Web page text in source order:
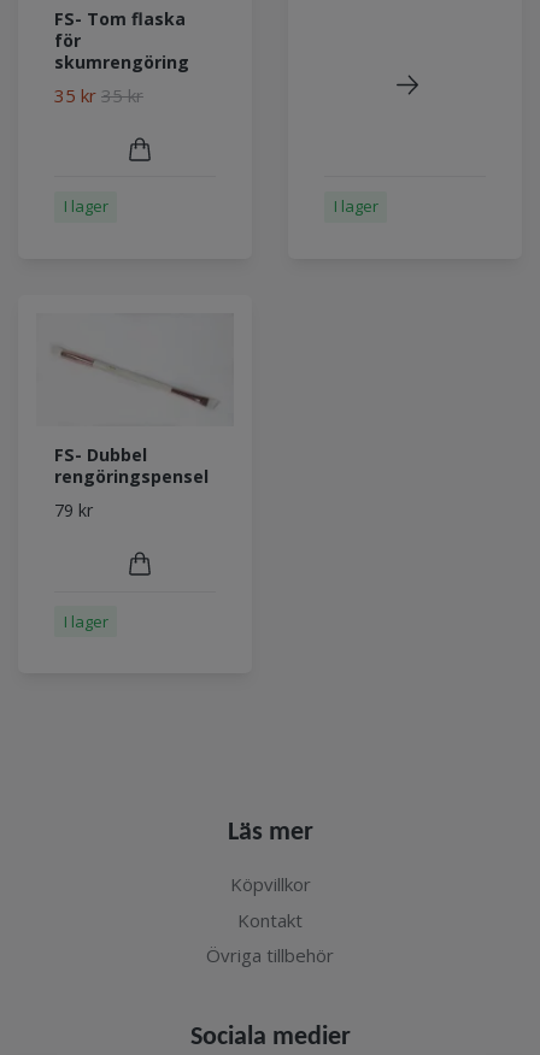
FS- Tom flaska
för
skumrengöring
35 kr 35 kr
I lager I lager
FS- Dubbel
rengöringspensel
79 kr
I lager
Läs mer
Köpvillkor
Kontakt
Övriga tillbehör
Sociala medier